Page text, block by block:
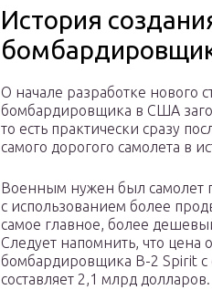
История
О начале разработке нового
бомбардировщика в США
то есть практически сразу
самого дорогого самолета в
Военным нужен был самолет
с использованием более
самое главное, более
Следует напомнить, что цена
бомбардировщика B-2 Spirit с
составляет 2,1 млрд долларов.